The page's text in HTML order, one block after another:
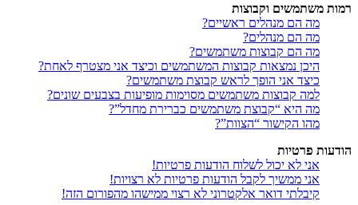
רמות משתמשים וקבוצות
מה הם מנהלים ראשיים?
מה הם מנהלים?
מה הם קבוצות משתמשים?
היכן נמצאות קבוצות המשתמשים וכיצד אני מצטרף לאחת?
כיצד אני הופך לראש קבוצת משתמשים?
למה קבוצות משתמשים מסוימות מופיעות בצבעים שונים?
מה היא “קבוצת משתמשים כברירת מחדל”?
מהו הקישור “הצוות”?
הודעות פרטיות
אני לא יכול לשלוח הודעות פרטיות!
אני ממשיך לקבל הודעות פרטיות לא רצויות!
קיבלתי דואר אלקטרוני לא רצוי ממישהו מהפורום הזה!